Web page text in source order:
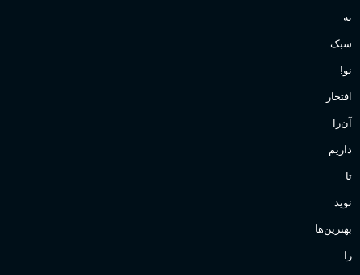
به
سبک
نو!
افتخار
آن‌را
داریم
تا
نوید
بهترین‌ها
را